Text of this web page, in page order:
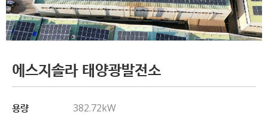
에스지솔라 태양광발전소
용량
382.72kW